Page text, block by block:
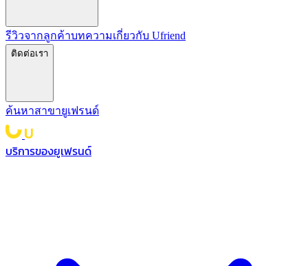
รีวิวจากลูกค้าบทความเกี่ยวกับ Ufriend
ติดต่อเรา
ค้นหาสาขายูเฟรนด์
บริการของยูเฟรนด์